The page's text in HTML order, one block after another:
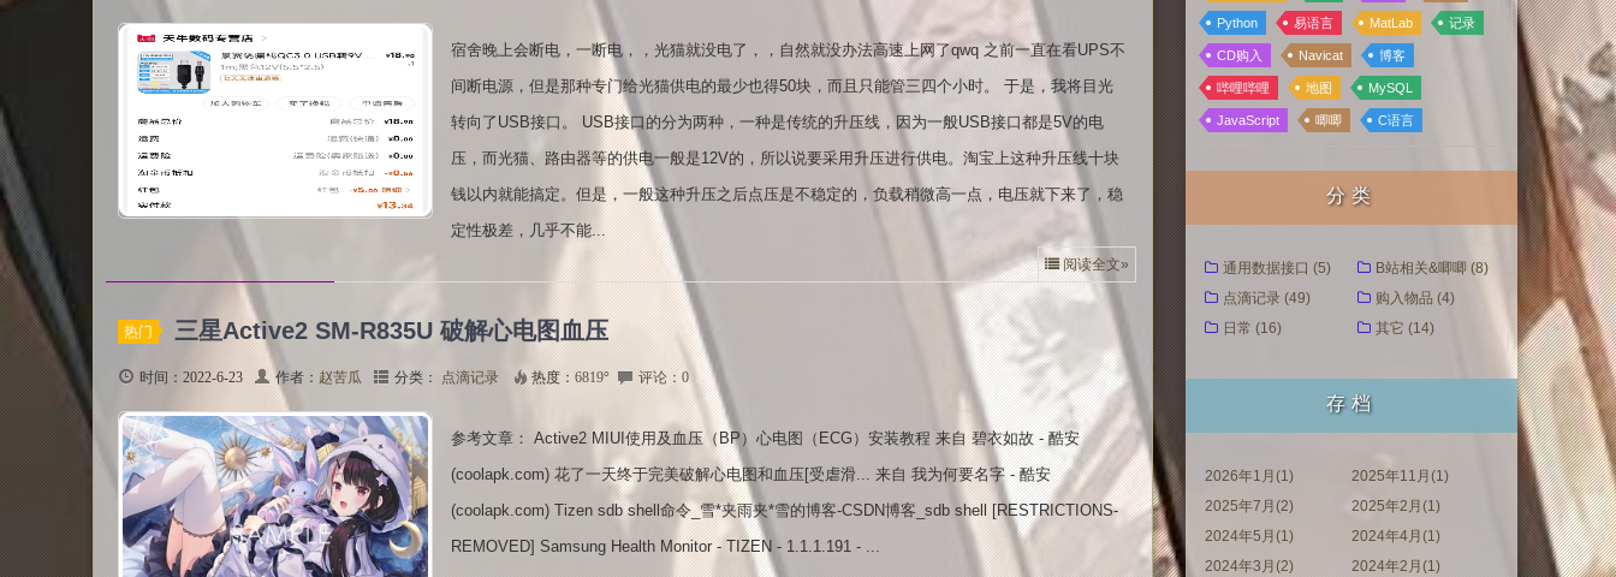
宿舍晚上会断电，一断电，，光猫就没电了，，自然就没办法高速上网了qwq 之前一直在看UPS不
间断电源，但是那种专门给光猫供电的最少也得50块，而且只能管三四个小时。 于是，我将目光
转向了USB接口。 USB接口的分为两种，一种是传统的升压线，因为一般USB接口都是5V的电
压，而光猫、路由器等的供电一般是12V的，所以说要采用升压进行供电。淘宝上这种升压线十块
钱以内就能搞定。但是，一般这种升压之后点压是不稳定的，负载稍微高一点，电压就下来了，稳
定性极差，几乎不能...
阅读全文»
热门 三星Active2 SM-R835U 破解心电图血压
时间：2022-6-23 作者： 赵苦瓜 分类： 点滴记录 热度： 6819° 评论：0
参考文章： Active2 MIUI使用及血压（BP）心电图（ECG）安装教程 来自 碧衣如故 - 酷安
(coolapk.com) 花了一天终于完美破解心电图和血压[受虐滑... 来自 我为何要名字 - 酷安
(coolapk.com) Tizen sdb shell命令_雪*夹雨夹*雪的博客-CSDN博客_sdb shell [RESTRICTIONS-
REMOVED] Samsung Health Monitor - TIZEN - 1.1.1.191 - ...
Python 易语言 MatLab 记录
CD购入 Navicat 博客
哔哩哔哩 地图 MySQL
JavaScript 唧唧 C语言
分类
通用数据接口 (5)
B站相关&唧唧 (8)
点滴记录 (49)
购入物品 (4)
日常 (16)
其它 (14)
存档
2026年1月(1)
2025年11月(1)
2025年7月(2)
2025年2月(1)
2024年5月(1)
2024年4月(1)
2024年3月(2)
2024年2月(1)